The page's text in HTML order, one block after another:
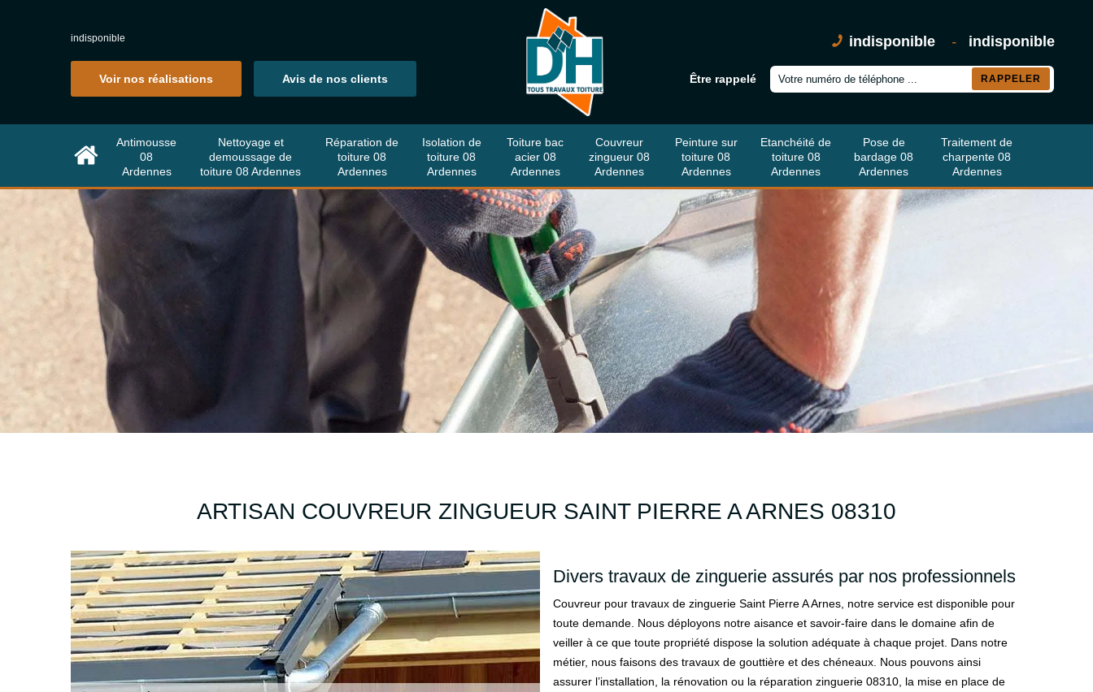
indisponible
Voir nos réalisations Avis de nos clients
indisponible - indisponible
Être rappelé
Antimousse
08
Ardennes
Nettoyage et
demoussage de
toiture 08 Ardennes
Réparation de
toiture 08
Ardennes
Isolation de
toiture 08
Ardennes
Toiture bac
acier 08
Ardennes
Couvreur
zingueur 08
Ardennes
Peinture sur
toiture 08
Ardennes
Etanchéité de
toiture 08
Ardennes
Pose de
bardage 08
Ardennes
Traitement de
charpente 08
Ardennes
ARTISAN COUVREUR ZINGUEUR SAINT PIERRE A ARNES 08310
Divers travaux de zinguerie assurés par nos professionnels
Couvreur pour travaux de zinguerie Saint Pierre A Arnes, notre service est disponible pour
toute demande. Nous déployons notre aisance et savoir-faire dans le domaine afin de
veiller à ce que toute propriété dispose la solution adéquate à chaque projet. Dans notre
métier, nous faisons des travaux de gouttière et des chéneaux. Nous pouvons ainsi
assurer l’installation, la rénovation ou la réparation zinguerie 08310, la mise en place de